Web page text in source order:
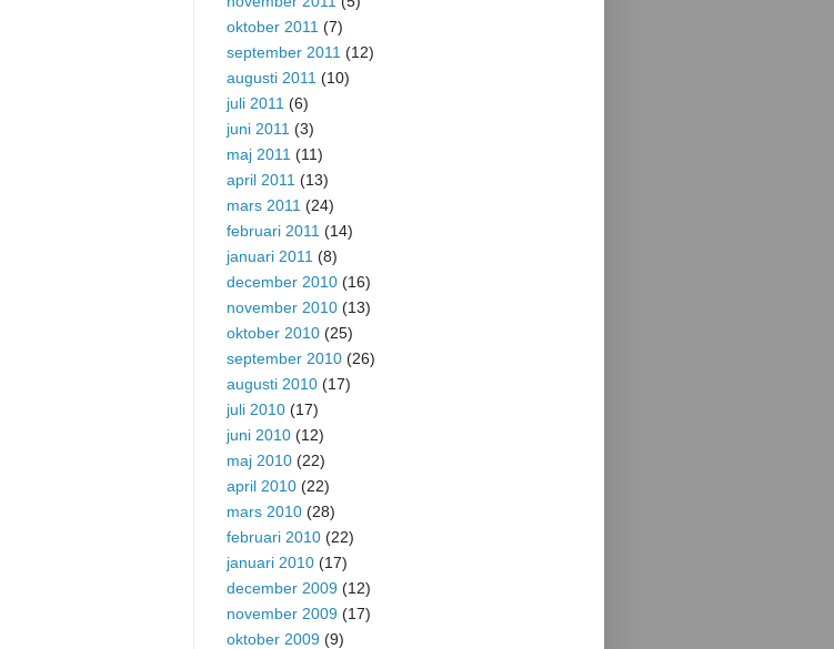
oktober 2011 (7)
september 2011 (12)
augusti 2011 (10)
juli 2011 (6)
juni 2011 (3)
maj 2011 (11)
april 2011 (13)
mars 2011 (24)
februari 2011 (14)
januari 2011 (8)
december 2010 (16)
november 2010 (13)
oktober 2010 (25)
september 2010 (26)
augusti 2010 (17)
juli 2010 (17)
juni 2010 (12)
maj 2010 (22)
april 2010 (22)
mars 2010 (28)
februari 2010 (22)
januari 2010 (17)
december 2009 (12)
november 2009 (17)
oktober 2009 (9)